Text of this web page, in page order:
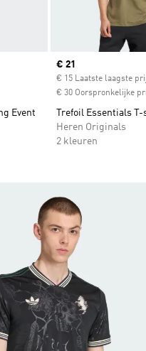
Event
Current price
€ 21
€ 15 Laatste laagste
€ 30 Oorspronkelijke
Trefoil Essentials
Heren Originals
2 kleuren